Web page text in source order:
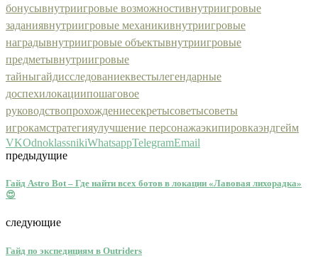
бонусывнутриигровые возможностивнутриигровые
заданиявнутриигровые механикивнутриигровые
наградывнутриигровые объектывнутриигровые
предметывнутриигровые
тайныгайдисследованиеквестылегендарные
доспехилокациипошаговое
руководствопрохождениесекретысоветысоветы
игрокамстратегияулучшение персонажаэкипировкаэндгейм
VKOdnoklassnikiWhatsappTelegramEmail
предыдущие
Гайд Astro Bot – Где найти всех ботов в локации «Лавовая лихорадка»
😍
следующие
Гайд по экспедициям в Outriders